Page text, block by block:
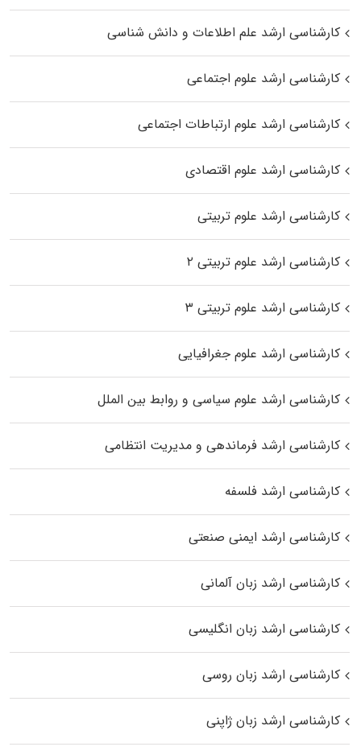
کارشناسی ارشد علم اطلاعات و دانش شناسی
کارشناسی ارشد علوم اجتماعی
کارشناسی ارشد علوم ارتباطات اجتماعی
کارشناسی ارشد علوم اقتصادی
کارشناسی ارشد علوم تربیتی
کارشناسی ارشد علوم تربیتی ۲
کارشناسی ارشد علوم تربیتی ۳
کارشناسی ارشد علوم جغرافیایی
کارشناسی ارشد علوم سیاسی و روابط بین الملل
کارشناسی ارشد فرماندهی و مدیریت انتظامی
کارشناسی ارشد فلسفه
کارشناسی ارشد ایمنی صنعتی
کارشناسی ارشد زبان آلمانی
کارشناسی ارشد زبان انگلیسی
کارشناسی ارشد زبان روسی
کارشناسی ارشد زبان ژاپنی